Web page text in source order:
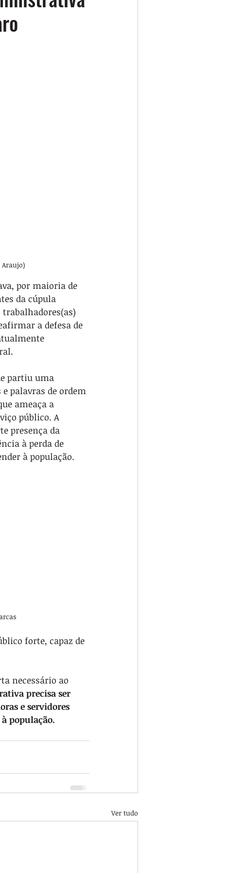
por maioria de
da cúpula
trabalhadores(as)
a defesa de
partiu uma
palavras de ordem
ameaça a
público. A
presença da
à perda de
à população.
forte, capaz de
necessário ao
precisa ser
e servidores
população.
Ver tudo